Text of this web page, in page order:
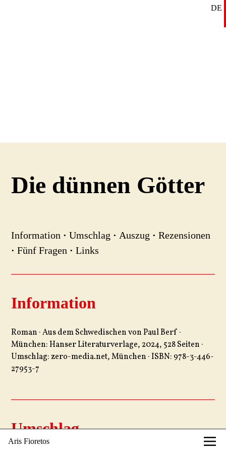
Aris Fioretos
DE
Die dünnen Götter
Information ·Umschlag · Auszug ·Rezensionen
·Fünf Fragen ·Links
Information
Roman · Aus dem Schwedischen von Paul Berf ·
München: Hanser Literaturverlage, 2024, 528 Seiten ·
Umschlag: zero-media.net, München · ISBN: 978-3-446-
27953-7
Umschlag